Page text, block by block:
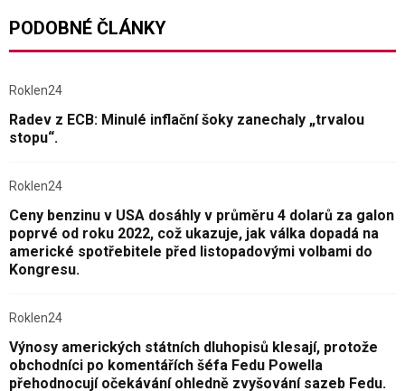
PODOBNÉ ČLÁNKY
Roklen24
Radev z ECB: Minulé inflační šoky zanechaly „trvalou
stopu“.
Roklen24
Ceny benzinu v USA dosáhly v průměru 4 dolarů za galon
poprvé od roku 2022, což ukazuje, jak válka dopadá na
americké spotřebitele před listopadovými volbami do
Kongresu.
Roklen24
Výnosy amerických státních dluhopisů klesají, protože
obchodníci po komentářích šéfa Fedu Powella
přehodnocují očekávání ohledně zvyšování sazeb Fedu.